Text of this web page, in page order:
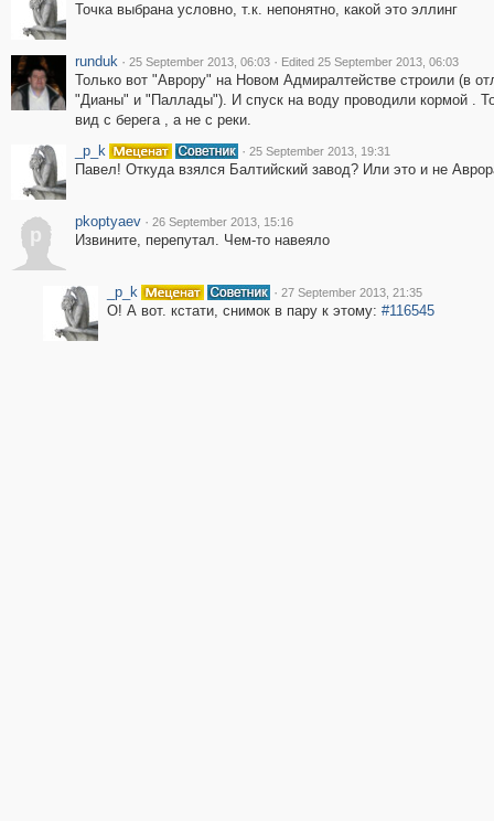
Точка выбрана условно, т.к. непонятно, какой это эллинг
runduk · 25 September 2013, 06:03 · Edited 25 September 2013, 06:03
Только вот "Аврору" на Новом Адмиралтействе строили (в
"Дианы" и "Паллады"). И спуск на воду проводили кормой .
вид с берега , а не с реки.
_p_k
· 25 September 2013, 19:31
Павел! Откуда взялся Балтийский завод? Или это и не
p
pkoptyaev · 26 September 2013, 15:16
Извините, перепутал. Чем-то навеяло
_p_k · 27 September 2013, 21:35
О! А вот. кстати, снимок в пару к этому: #116545